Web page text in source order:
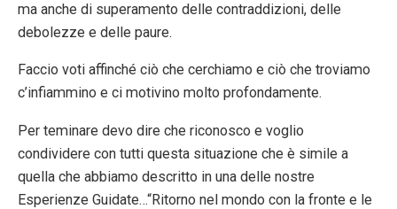
ma anche di superamento delle contraddizioni, delle
debolezze e delle paure.
Faccio voti affinché ciò che cerchiamo e ciò che troviamo
c’infiammino e ci motivino molto profondamente.
Per teminare devo dire che riconosco e voglio
condividere con tutti questa situazione che è simile a
quella che abbiamo descritto in una delle nostre
Esperienze Guidate…“Ritorno nel mondo con la fronte e le